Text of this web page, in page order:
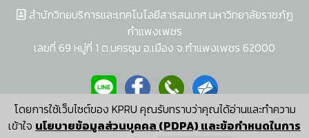
โดยการใช้เว็บไซต์ของ KPRU คุณรับทราบว่าคุณได้อ่านและทำความ
เข้าใจ นโยบายข้อมูลส่วนบุคคล (PDPA) และข้อกำหนดในการ
สำนักวิทยบริการและเทคโนโลยีสารสนเทศ มหาวิทยาลัยราชภัฏ
กำแพงเพชร
เลขที่ 69 หมู่ที่ 1 ต.นครชุม อ.เมือง จ.กำแพงเพชร 62000
ผู้พัฒนาระบบ อนุชา พวงผกา